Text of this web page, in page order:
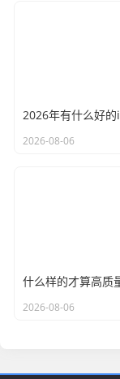
2026-08-06
2026-08-06